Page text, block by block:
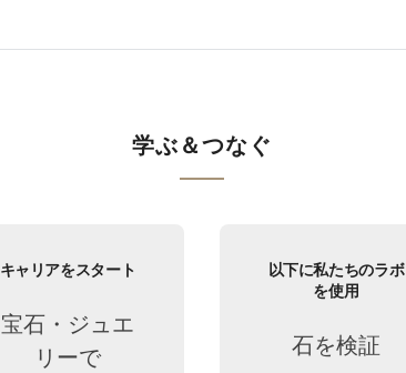
学ぶ＆つなぐ
キャリアをスタート
宝石・ジュエ
リーで
以下に私たちのラボ
を使用
石を検証